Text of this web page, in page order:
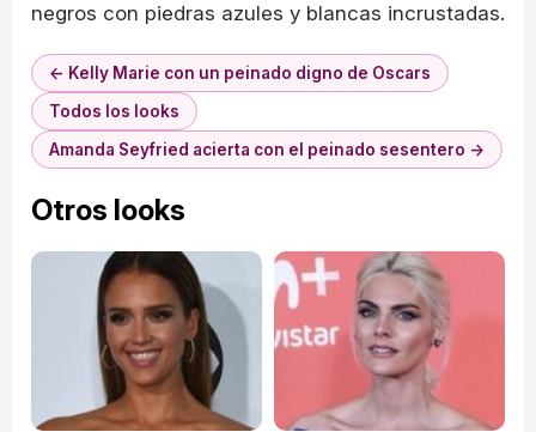
negros con piedras azules y blancas incrustadas.
← Kelly Marie con un peinado digno de Oscars
Todos los looks
Amanda Seyfried acierta con el peinado sesentero →
Otros looks